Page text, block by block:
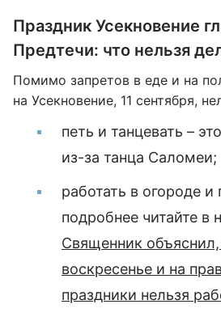
Праздник Усекновение
Предтечи: что нельзя
Помимо запретов в еде и на
на Усекновение, 11 сентября,
петь и танцевать –
из-за танца Саломеи;
работать в огороде и
подробнее читайте в
Священник
воскресенье и на
праздники нельзя